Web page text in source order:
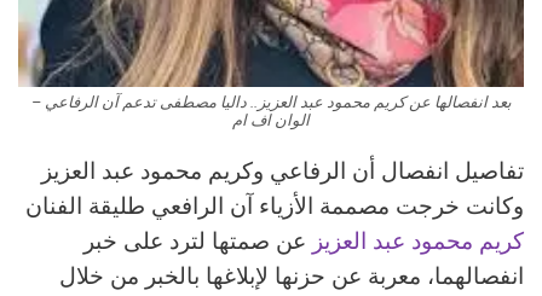
بعد انفصالها عن كريم محمود عبد العزيز.. داليا مصطفى تدعم آن الرفاعي –
الوان اف ام
تفاصيل انفصال أن الرفاعي وكريم محمود عبد العزيز
وكانت خرجت مصممة الأزياء آن الرافعي طليقة الفنان
كريم محمود عبد العزيز عن صمتها لترد على خبر
انفصالهما، معربة عن حزنها لإبلاغها بالخبر من خلال